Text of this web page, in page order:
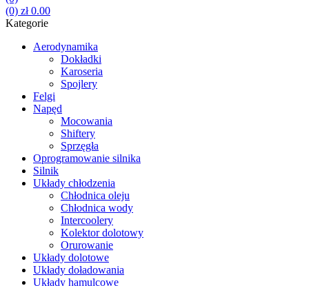
(0) zł0.00
Kategorie
Aerodynamika
Dokładki
Karoseria
Spojlery
Felgi
Napęd
Mocowania
Shiftery
Sprzęgła
Oprogramowanie silnika
Silnik
Układy chłodzenia
Chłodnica oleju
Chłodnica wody
Intercoolery
Kolektor dolotowy
Orurowanie
Układy dolotowe
Układy doładowania
Układy hamulcowe